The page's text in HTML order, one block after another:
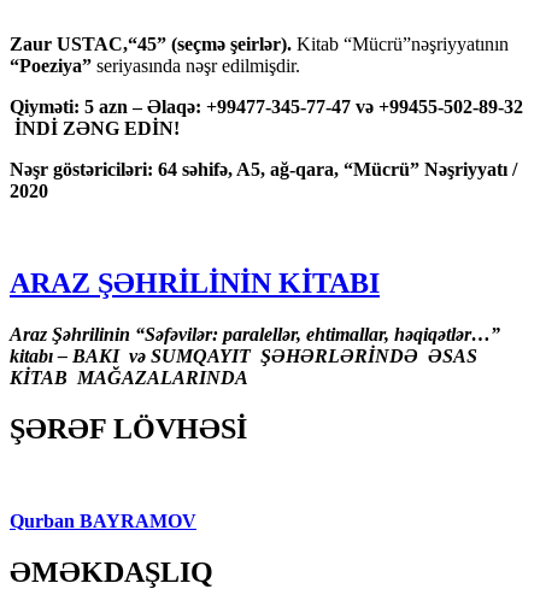
Zaur USTAC,“45” (seçmə şeirlər). Kitab “Mücrü”nəşriyyatının
“Poeziya” seriyasında nəşr edilmişdir.
Qiyməti: 5 azn – Əlaqə: +99477-345-77-47 və +99455-502-89-32
İNDİ ZƏNG EDİN!
Nəşr göstəriciləri: 64 səhifə, A5, ağ-qara, “Mücrü” Nəşriyyatı /
2020
ARAZ ŞƏHRİLİNİN KİTABI
Araz Şəhrilinin “Səfəvilər: paralellər, ehtimallar, həqiqətlər…”
kitabı – BAKI və SUMQAYIT ŞƏHƏRLƏRİNDƏ ƏSAS
KİTAB MAĞAZALARINDA
ŞƏRƏF LÖVHƏSİ
Qurban BAYRAMOV
ƏMƏKDAŞLIQ